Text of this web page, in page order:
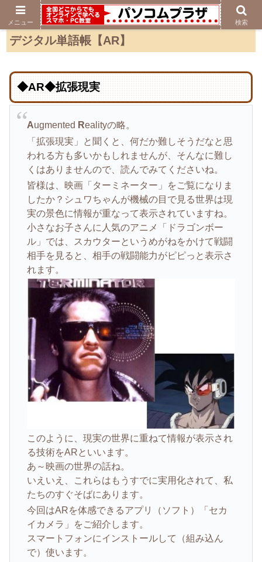
デジタル単語帳【AR】
◆AR◆拡張現実
Augmented Realityの略。
「拡張現実」と聞くと、何だか難しそうだなと思
われる方も多いかもしれませんが、そんなに難し
くはありませんので、読んでみてくださいね。
皆様は、映画「ターミネーター」をご覧になりま
したか？シュワちゃんが機械の目で見る世界は現
実の景色に情報が重なって表示されていますね。
小さなお子さんに人気のアニメ「ドラゴンボー
ル」では、スカウターというめがねをかけて戦闘
相手を見ると、相手の戦闘能力がピピっと表示さ
れます。
このように、現実の世界に重ねて情報が表示され
る技術をARといいます。
あ～映画の世界の話ね。
いえいえ、これらはもうすでに実用化されて、私
たちのすぐそばにあります。
今回はARを体感できるアプリ（ソフト）「セカ
イカメラ」をご紹介します。
スマートフォンにインストールして（組み込ん
で）使います。
メニュー 検索